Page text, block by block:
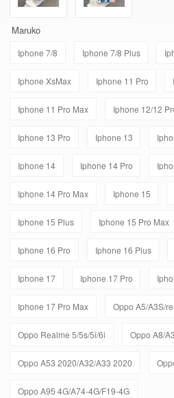
Maruko
Iphone 7/8 Iphone 7/8 Plus
Iphone XsMax Iphone 11 Pro
Iphone 11 Pro Max Iphone 12/12
Iphone 13 Pro Iphone 13
Iphone 14 Iphone 14 Pro
Iphone 14 Pro Max Iphone 15
Iphone 15 Plus Iphone 15 Pro Max
Iphone 16 Pro Iphone 16 Plus
Iphone 17 Iphone 17 Pro
Iphone 17 Pro Max Oppo A5/A3S/
Oppo Realme 5/5s/5i/6i Oppo A8/
Oppo A53 2020/A32/A33 2020
Oppo A95 4G/A74-4G/F19-4G